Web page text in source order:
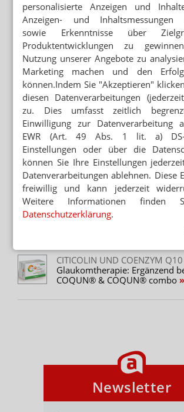
personalisierte Anzeigen und
Anzeigen- und Inhaltsmessungen
sowie Erkenntnisse über
Produktentwicklungen zu
Nutzung unserer Angebote zu
Marketing machen und den
können.Indem Sie "Akzeptieren"
diesen Datenverarbeitungen
zu. Dies umfasst zeitlich
Einwilligung zur Datenverarbeitung
EWR (Art. 49 Abs. 1 lit. a) DS-
Einstellungen oder über die
können Sie Ihre Einstellungen
Datenverarbeitungen ablehnen. Diese
freiwillig und kann jederzeit
Weitere Informationen
Datenschutzerklärung.
Erhältlich sind die Produkte voneverdry
Ihrem Großhändler oder direkt beiAPO
APO DIREKT – IMP GmbH
Osteratherstr. 6 M
41460 Neuss
Telefon: 02131 4024310
Telefax: 02131 4024311
E-Mail:info@imp-group.de
Internet:http://www.apo-direkt.de
Lesen Sie auch
CANNABISBLÜTEN AUS DER
Inhalierbare Extrakte statt
EURIMPHARM SETZT IMPULSE
CITICOLIN UND COENZYM
Glaukomtherapie: Ergänzend
COQUN® & COQUN® combo
Newsletter